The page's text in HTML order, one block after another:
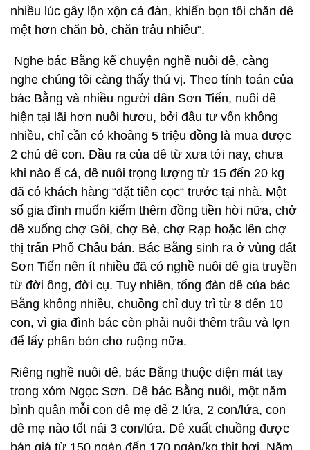
nhiều lúc gây lộn xộn cả đàn, khiến bọn tôi chăn dê
mệt hơn chăn bò, chăn trâu nhiều“.
Nghe bác Bằng kể chuyện nghề nuôi dê, càng
nghe chúng tôi càng thấy thú vị. Theo tính toán của
bác Bằng và nhiều người dân Sơn Tiến, nuôi dê
hiện tại lãi hơn nuôi hươu, bởi đầu tư vốn không
nhiều, chỉ cần có khoảng 5 triệu đồng là mua được
2 chú dê con. Đầu ra của dê từ xưa tới nay, chưa
khi nào ế cả, dê nuôi trọng lượng từ 15 đến 20 kg
đã có khách hàng “đặt tiền cọc“ trước tại nhà. Một
số gia đình muốn kiếm thêm đồng tiền hời nữa, chở
dê xuống chợ Gôi, chợ Bè, chợ Rạp hoặc lên chợ
thị trấn Phố Châu bán. Bác Bằng sinh ra ở vùng đất
Sơn Tiến nên ít nhiều đã có nghề nuôi dê gia truyền
từ đời ông, đời cụ. Tuy nhiên, tổng đàn dê của bác
Bằng không nhiều, chuồng chỉ duy trì từ 8 đến 10
con, vì gia đình bác còn phải nuôi thêm trâu và lợn
để lấy phân bón cho ruộng nữa.
Riêng nghề nuôi dê, bác Bằng thuộc diện mát tay
trong xóm Ngọc Sơn. Dê bác Bằng nuôi, một năm
bình quân mỗi con dê mẹ đẻ 2 lứa, 2 con/lứa, con
dê mẹ nào tốt nái 3 con/lứa. Dê xuất chuồng được
bán giá từ 150 ngàn đến 170 ngàn/kg thịt hơi. Năm